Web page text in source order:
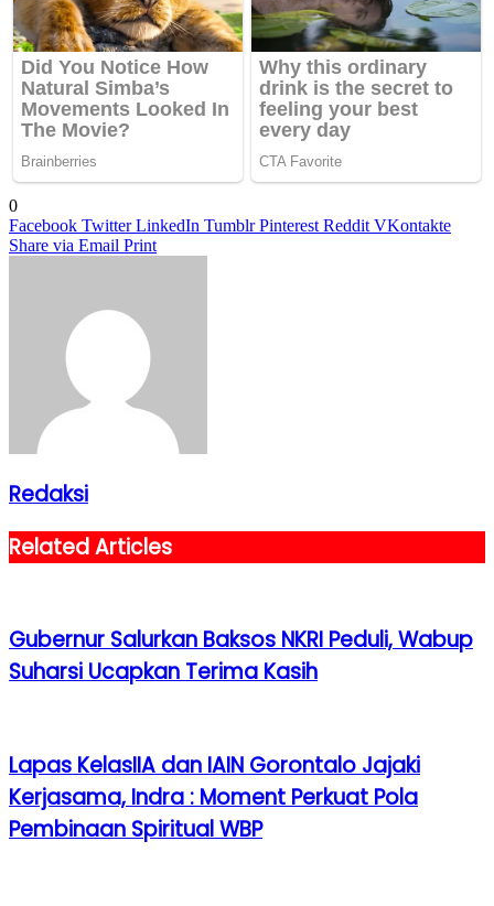
0
Facebook Twitter LinkedIn Tumblr Pinterest Reddit VKontakte
Share via Email Print
Redaksi
Related Articles
Gubernur Salurkan Baksos NKRI Peduli, Wabup
Suharsi Ucapkan Terima Kasih
Lapas KelasIIA dan IAIN Gorontalo Jajaki
Kerjasama, Indra : Moment Perkuat Pola
Pembinaan Spiritual WBP